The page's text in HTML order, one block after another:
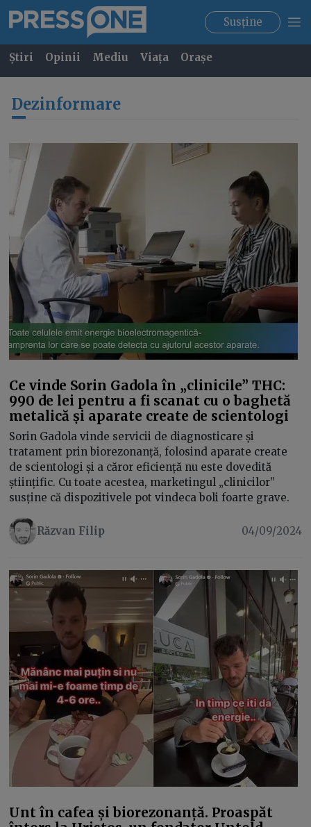
Susține
Știri Opinii Mediu Viața Orașe
Dezinformare
Ce vinde Sorin Gadola în „clinicile” THC:
990 de lei pentru a fi scanat cu o baghetă
metalică și aparate create de scientologi
Sorin Gadola vinde servicii de diagnosticare și
tratament prin biorezonanță, folosind aparate create
de scientologi și a căror eficiență nu este dovedită
științific. Cu toate acestea, marketingul „clinicilor”
susține că dispozitivele pot vindeca boli foarte grave.
Răzvan Filip 04/09/2024
Unt în cafea și biorezonanță. Proaspăt